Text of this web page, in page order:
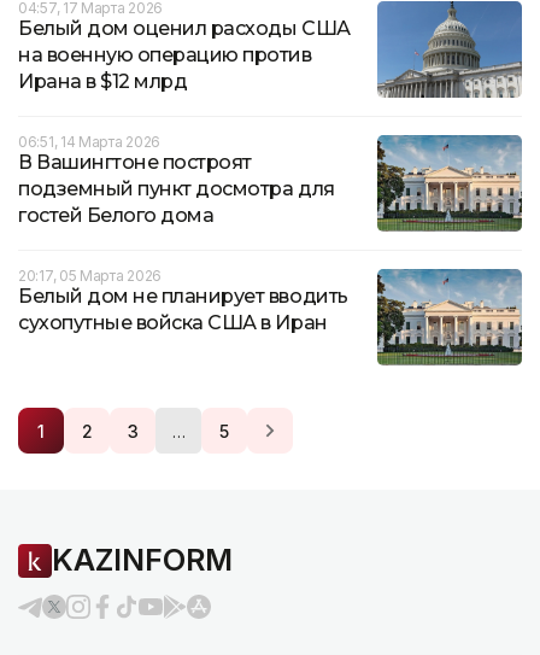
04:57, 17 Марта 2026
Белый дом оценил расходы США
на военную операцию против
Ирана в $12 млрд
06:51, 14 Марта 2026
В Вашингтоне построят
подземный пункт досмотра для
гостей Белого дома
20:17, 05 Марта 2026
Белый дом не планирует вводить
сухопутные войска США в Иран
1 2 3 … 5
KAZINFORM